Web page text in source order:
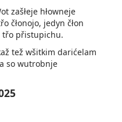
zašłeje hłowneje
čłonojo, jedyn čłon
přistupichu.
tež wšitkim darićelam
so wutrobnje